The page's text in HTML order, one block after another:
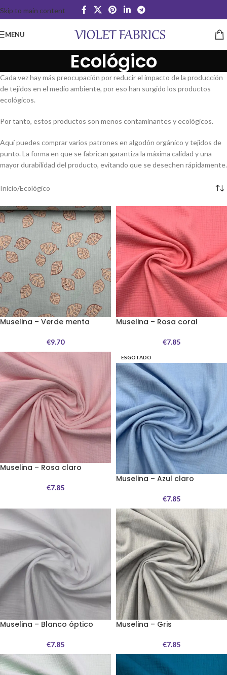
Skip to main content
MENU
Ecológico
Cada vez hay más preocupación por reducir el impacto de la producción
de tejidos en el medio ambiente, por eso han surgido los productos
ecológicos.
Por tanto, estos productos son menos contaminantes y ecológicos.
Aquí puedes comprar varios patrones en algodón orgánico y tejidos de
punto. La forma en que se fabrican garantiza la máxima calidad y una
mayor durabilidad del producto, evitando que se desechen rápidamente.
Início Ecológico
Muselina – Verde menta
€9.70
Muselina – Rosa coral
€7.85
Muselina – Rosa claro
€7.85
ESGOTADO
Muselina – Azul claro
€7.85
Muselina – Blanco óptico
€7.85
Muselina – Gris
€7.85